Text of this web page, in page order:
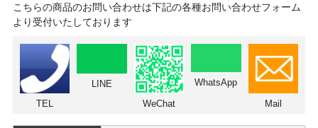
こちらの商品のお問い合わせは下記の各種お問い合わせフォーム
より受付いたしております
TEL
LINE
WeChat
WhatsApp
Mail